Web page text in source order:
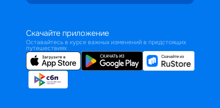
Скачайте приложение
Оставайтесь в курсе важных изменений в предстоящих
путешествиях